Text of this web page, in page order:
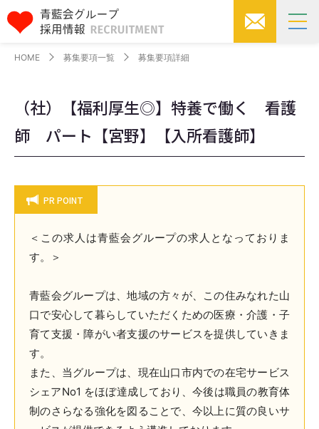
HOME 募集要項一覧 募集要項詳細
（社）【福利厚生◎】特養で働く 看護
師 パート【宮野】【入所看護師】
PR POINT
＜この求人は青藍会グループの求人となっておりま
す。＞
青藍会グループは、地域の方々が、この住みなれた山
口で安心して暮らしていただくための医療・介護・子
育て支援・障がい者支援のサービスを提供していきま
す。
また、当グループは、現在山口市内での在宅サービス
シェアNo1 をほぼ達成しており、今後は職員の教育体
制のさらなる強化を図ることで、今以上に質の良いサ